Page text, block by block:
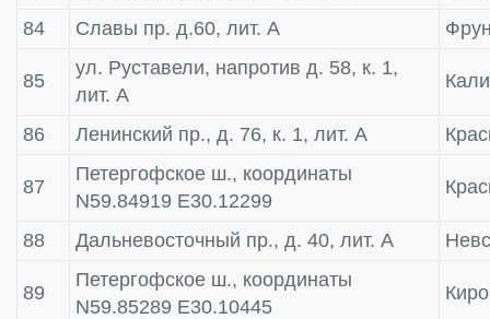
84
Славы пр. д.60, лит. А
85
ул. Руставели, напротив д. 58, к. 1,
лит. А
86 Ленинский пр., д. 76, к. 1, лит. А
87
Петергофское ш., координаты
N59.84919 E30.12299
88 Дальневосточный пр., д. 40, лит. А
89
Петергофское ш., координаты
N59.85289 E30.10445